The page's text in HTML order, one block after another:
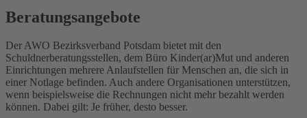
Beratungsangebote
Der AWO Bezirksverband Potsdam bietet mit den
Schuldnerberatungsstellen, dem Büro Kinder(ar)Mut und anderen
Einrichtungen mehrere Anlaufstellen für Menschen an, die sich in
einer Notlage befinden. Auch andere Organisationen unterstützen,
wenn beispielsweise die Rechnungen nicht mehr bezahlt werden
können. Dabei gilt: Je früher, desto besser.